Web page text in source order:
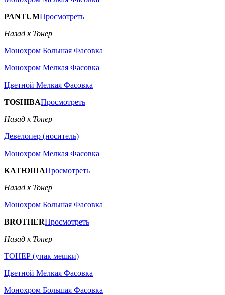
PANTUMПросмотреть
Назад к Тонер
Монохром Большая Фасовка
Монохром Мелкая Фасовка
Цветной Мелкая Фасовка
TOSHIBAПросмотреть
Назад к Тонер
Девелопер (носитель)
Монохром Мелкая Фасовка
КАТЮШАПросмотреть
Назад к Тонер
Монохром Большая Фасовка
BROTHERПросмотреть
Назад к Тонер
ТОНЕР (упак мешки)
Цветной Мелкая Фасовка
Монохром Большая Фасовка